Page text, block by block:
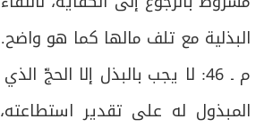
البذلية مع تلف مالها كما هو واضح.
م ـ 46: لا يجب بالبذل إلا الحجّ
المبذول له على تقدير